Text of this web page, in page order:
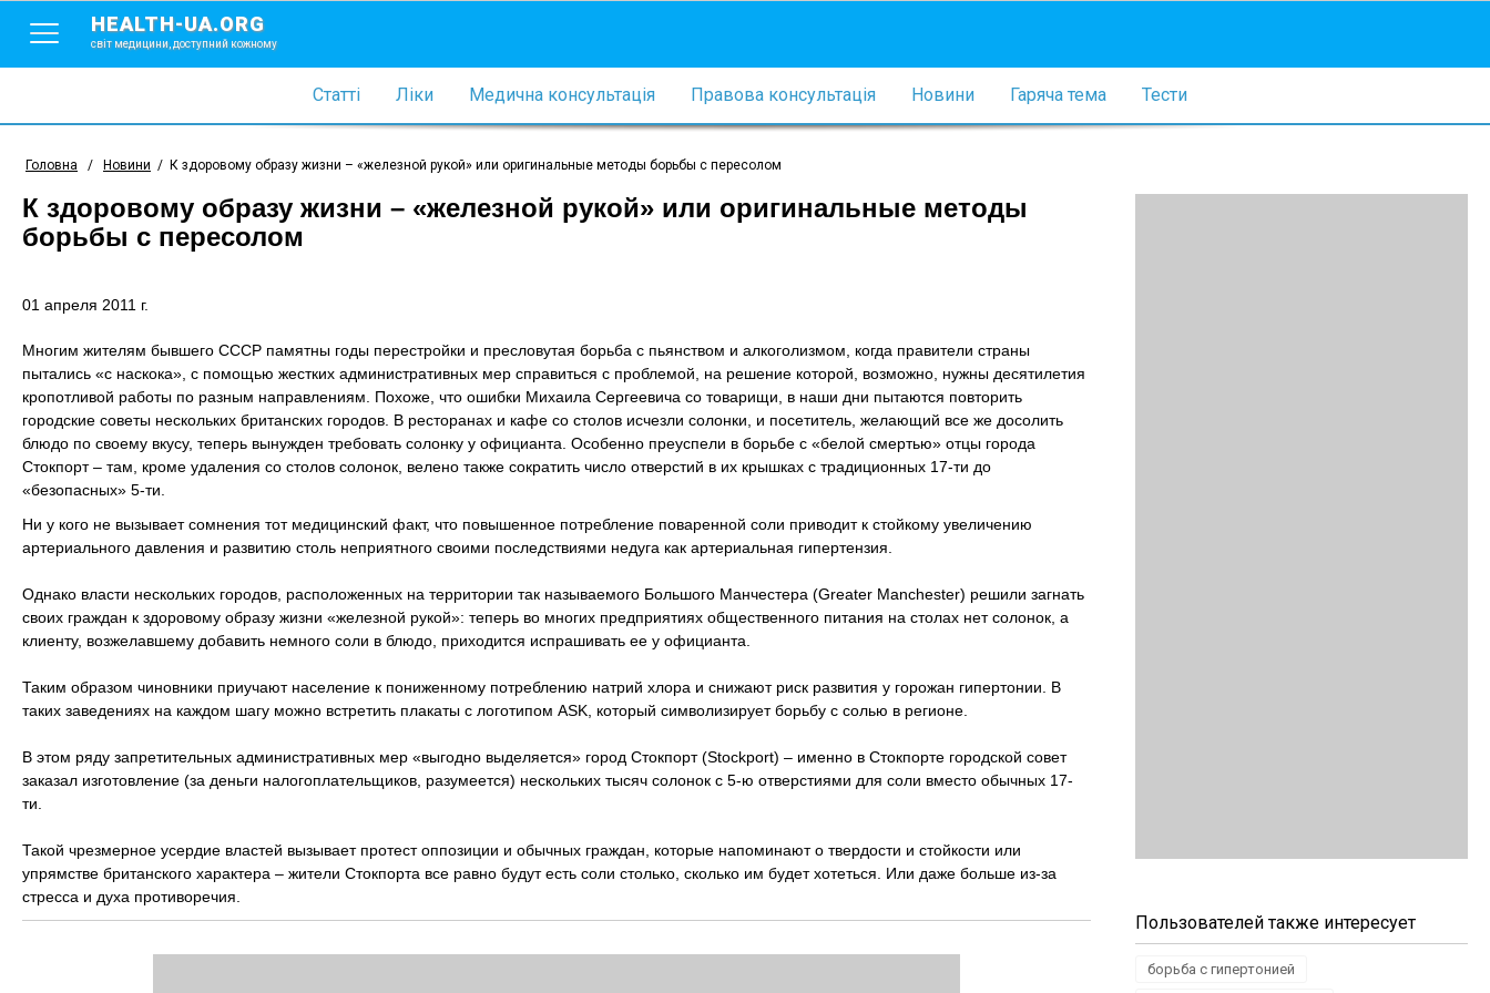
HEALTH-UA.ORG
світ медицини, доступний кожному
Статті Ліки Медична консультація Правова консультація Новини Гаряча тема Тести
Головна / Новини / К здоровому образу жизни – «железной рукой» или оригинальные методы борьбы с пересолом
К здоровому образу жизни – «железной рукой» или оригинальные методы
борьбы с пересолом
01 апреля 2011 г.
Многим жителям бывшего СССР памятны годы перестройки и пресловутая борьба с пьянством и алкоголизмом, когда правители страны
пытались «с наскока», с помощью жестких административных мер справиться с проблемой, на решение которой, возможно, нужны десятилетия
кропотливой работы по разным направлениям. Похоже, что ошибки Михаила Сергеевича со товарищи, в наши дни пытаются повторить
городские советы нескольких британских городов. В ресторанах и кафе со столов исчезли солонки, и посетитель, желающий все же досолить
блюдо по своему вкусу, теперь вынужден требовать солонку у официанта. Особенно преуспели в борьбе с «белой смертью» отцы города
Стокпорт – там, кроме удаления со столов солонок, велено также сократить число отверстий в их крышках с традиционных 17-ти до
«безопасных» 5-ти.
Ни у кого не вызывает сомнения тот медицинский факт, что повышенное потребление поваренной соли приводит к стойкому увеличению
артериального давления и развитию столь неприятного своими последствиями недуга как артериальная гипертензия.
Однако власти нескольких городов, расположенных на территории так называемого Большого Манчестера (Greater Manchester) решили загнать
своих граждан к здоровому образу жизни «железной рукой»: теперь во многих предприятиях общественного питания на столах нет солонок, а
клиенту, возжелавшему добавить немного соли в блюдо, приходится испрашивать ее у официанта.
Таким образом чиновники приучают население к пониженному потреблению натрий хлора и снижают риск развития у горожан гипертонии. В
таких заведениях на каждом шагу можно встретить плакаты с логотипом ASK, который символизирует борьбу с солью в регионе.
В этом ряду запретительных административных мер «выгодно выделяется» город Стокпорт (Stockport) – именно в Стокпорте городской совет
заказал изготовление (за деньги налогоплательщиков, разумеется) нескольких тысяч солонок с 5-ю отверстиями для соли вместо обычных 17-
ти.
Такой чрезмерное усердие властей вызывает протест оппозиции и обычных граждан, которые напоминают о твердости и стойкости или
упрямстве британского характера – жители Стокпорта все равно будут есть соли столько, сколько им будет хотеться. Или даже больше из-за
стресса и духа противоречия.
Пользователей также интересует
борьба с гипертонией